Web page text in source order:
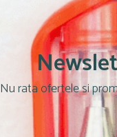
Nu rata ofertele si